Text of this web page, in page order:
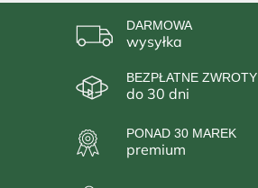
DARMOWA
wysyłka
BEZPŁATNE ZWROTY
do 30 dni
PONAD 30 MAREK
premium